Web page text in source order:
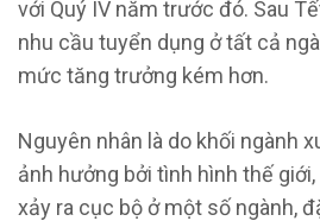
với Quý IV năm trước đó. Sau
nhu cầu tuyển dụng ở tất cả
mức tăng trưởng kém hơn.
Nguyên nhân là do khối ngành
ảnh hưởng bởi tình hình thế
xảy ra cục bộ ở một số ngành,